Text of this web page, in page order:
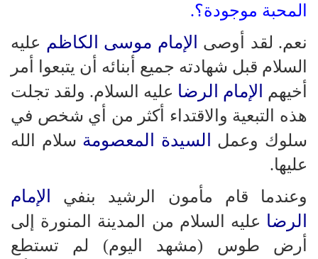
المحبة موجودة؟.
نعم. لقد أوصى الإمام موسى الكاظم عليه
السلام قبل شهادته جميع أبنائه أن يتبعوا أمر
أخيهم الإمام الرضا عليه السلام. ولقد تجلت
هذه التبعية والاقتداء أكثر من أي شخص في
سلوك وعمل
السيدة المعصومة سلام الله
عليها.
وعندما قام مأمون الرشيد بنفي الإمام
الرضا عليه السلام من المدينة المنورة إلى
أرض طوس (مشهد اليوم) لم تستطع